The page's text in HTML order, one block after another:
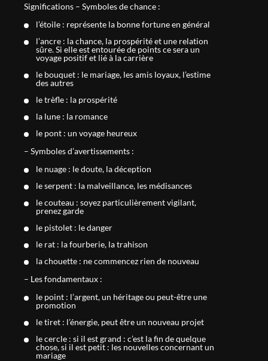
Significations – Symboles de chance :
l’étoile : représente la bonne fortune en général
l’ancre : la chance, la prospérité et une relation
sûre. Si elle est entourée de points ce sera un
voyage positif et lié à la carrière
le bouquet : le mariage, les amis loyaux, l’estime
des autres
le trèfle : la prospérité
la lune : la romance
le pont : un voyage heureux
– Symboles d’avertissements :
le nuage : le doute, la déception
le serpent : la malveillance, les médisances
le couteau : soyez particulièrement vigilant,
prenez garde
le pistolet : le danger
le rat : la fourberie, la trahison
la chouette : ne commencez rien de nouveau
– Les fondamentaux :
le point : l’argent, un héritage ou peut-être une
promotion
le tiret : l’énergie, peut être un nouveau projet
le cercle : si il est grand : c’est la fin de quelque
chose, si il est petit : les nouvelles concernant un
mariage